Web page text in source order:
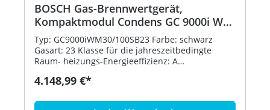
BOSCH Gas-Brennwertgerät,
Kompaktmodul Condens GC 9000i WM
30/100 SB 23
Typ: GC9000iWM30/100SB23 Farbe: schwarz
Gasart: 23 Klasse für die jahreszeitbedingte
Raum- heizungs-Energieeffizienz: A
Nennwärmeleistung bei 80/60 grdC: 29 kW
effizienz: 94 % Schallleistungspegel in
4.148,99 €*